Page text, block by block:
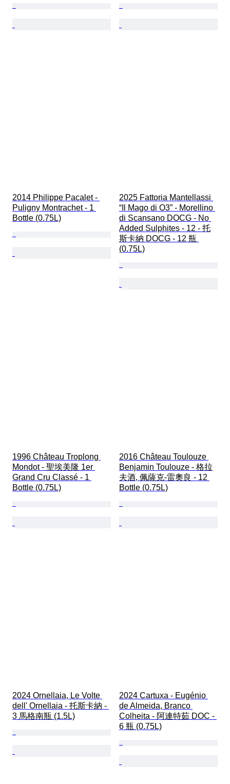
2014 Philippe Pacalet -
Puligny Montrachet - 1
Bottle (0.75L)
2025 Fattoria Mantellassi
“Il Mago di O3” - Morellino
di Scansano DOCG - No
Added Sulphites - 12 - 托
斯卡納 DOCG - 12 瓶
(0.75L)
1996 Château Troplong
Mondot - 聖埃美隆 1er
Grand Cru Classé - 1
Bottle (0.75L)
2016 Château Toulouze
Benjamin Toulouze - 格拉
夫酒, 佩薩克-雷奧良 - 12
Bottle (0.75L)
2024 Ornellaia, Le Volte
dell' Ornellaia - 托斯卡納 -
3 馬格南瓶 (1.5L)
2024 Cartuxa - Eugénio
de Almeida, Branco
Colheita - 阿連特茹 DOC -
6 瓶 (0.75L)